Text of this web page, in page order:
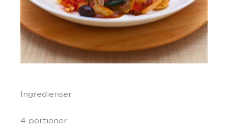
Ingredienser
4 portioner